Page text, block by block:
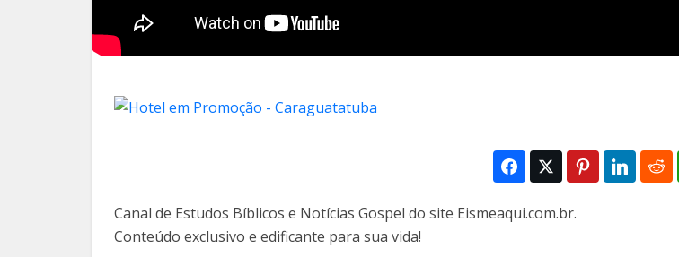
Canal de Estudos Bíblicos e Notícias Gospel do site Eismeaqui.com.br.
Conteúdo exclusivo e edificante para sua vida!